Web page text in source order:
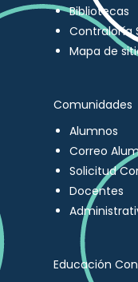
Bibliotecas
Contraloría
Mapa de
Comunidades
Alumnos
Correo
Solicitud
Docentes
Educación